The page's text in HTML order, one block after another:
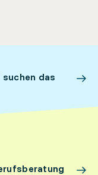
das